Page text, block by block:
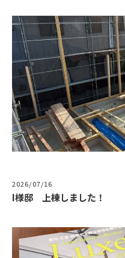
2026/07/16
I様邸 上棟しました！